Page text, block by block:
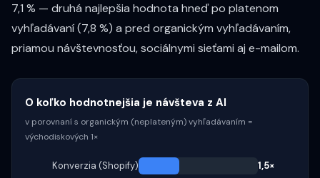
7,1 % — druhá najlepšia hodnota hneď po platenom
vyhľadávaní (7,8 %) a pred organickým vyhľadávaním,
priamou návštevnosťou, sociálnymi sieťami aj e-mailom.
O koľko hodnotnejšia je návšteva z AI
v porovnaní s organickým (neplateným) vyhľadávaním =
východiskových 1×
Konverzia (Shopify) 1,5×